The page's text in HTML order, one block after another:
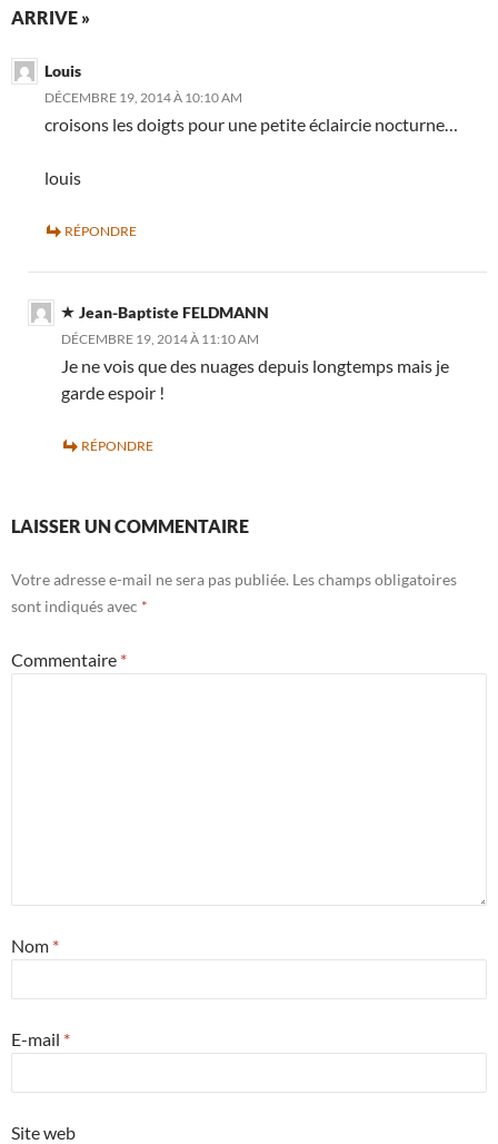
ARRIVE »
Louis
DÉCEMBRE 19, 2014 À 10:10 AM
croisons les doigts pour une petite éclaircie nocturne…
louis
RÉPONDRE
Jean-Baptiste FELDMANN
DÉCEMBRE 19, 2014 À 11:10 AM
Je ne vois que des nuages depuis longtemps mais je
garde espoir !
RÉPONDRE
LAISSER UN COMMENTAIRE
Votre adresse e-mail ne sera pas publiée. Les champs obligatoires
sont indiqués avec *
Commentaire *
Nom *
E-mail *
Site web